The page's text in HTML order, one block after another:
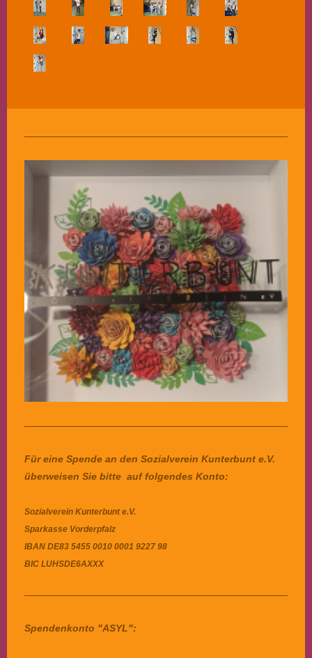
Für eine Spende an den Sozialverein Kunterbunt e.V.
überweisen Sie bitte auf folgendes Konto:
Sozialverein Kunterbunt e.V.
Sparkasse Vorderpfalz
IBAN DE83 5455 0010 0001 9227 98
BIC LUHSDE6AXXX
Spendenkonto "ASYL":